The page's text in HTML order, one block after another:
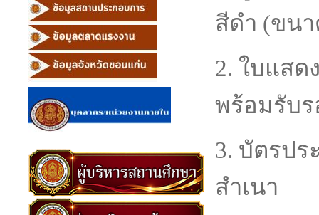
สีดำ (ข
2. ใบแส
พร้อมรับ
3. บัตรปร
สำเ